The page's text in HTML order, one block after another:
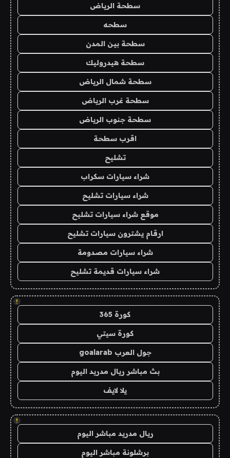
سطحة الرياض
سطحه
سطحة بين المدن
سطحة هيدروليك
سطحة شمال الرياض
سطحة غرب الرياض
سطحة جنوب الرياض
اقرب سطحة
تشليح
شراء سيارات سكراب
شراء سيارات تشليح
موقع شراء سيارات تشليح
ارقام يشترون سيارات تشليح
شراء سيارات مصدومة
شراء سيارات قديمة تشليح
!
كورة 365
كورة سيتي
جول العرب goalarab
بث مباشر ريال مدريد اليوم
يلا لايف
!
ريال مدريد مباشر اليوم
برشلونة مباشر اليوم